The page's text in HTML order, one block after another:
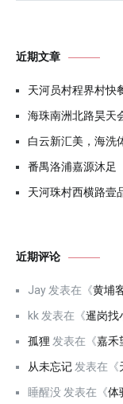
近期文章
天河员村程界村快
海珠南洲北路昊天
白云新汇美，海洗
番禺洛浦嘉源沐足
天河珠村西横路壹
近期评论
Jay 发表在《黄埔
kk 发表在《暹岗找
孤狸 发表在《嘉禾
从未忘记 发表在《
睡醒没 发表在《体